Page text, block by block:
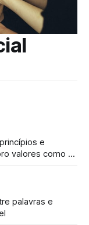
e
valores como a
guia e como
palavras e